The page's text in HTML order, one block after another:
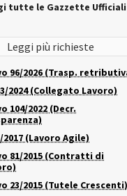
tutte le Gazzette Ufficiali
Leggi più richieste
96/2026 (Trasp.
2024 (Collegato Lavoro)
104/2022 (Decr.
2017 (Lavoro Agile)
81/2015 (Contratti di
23/2015 (Tutele Crescenti)